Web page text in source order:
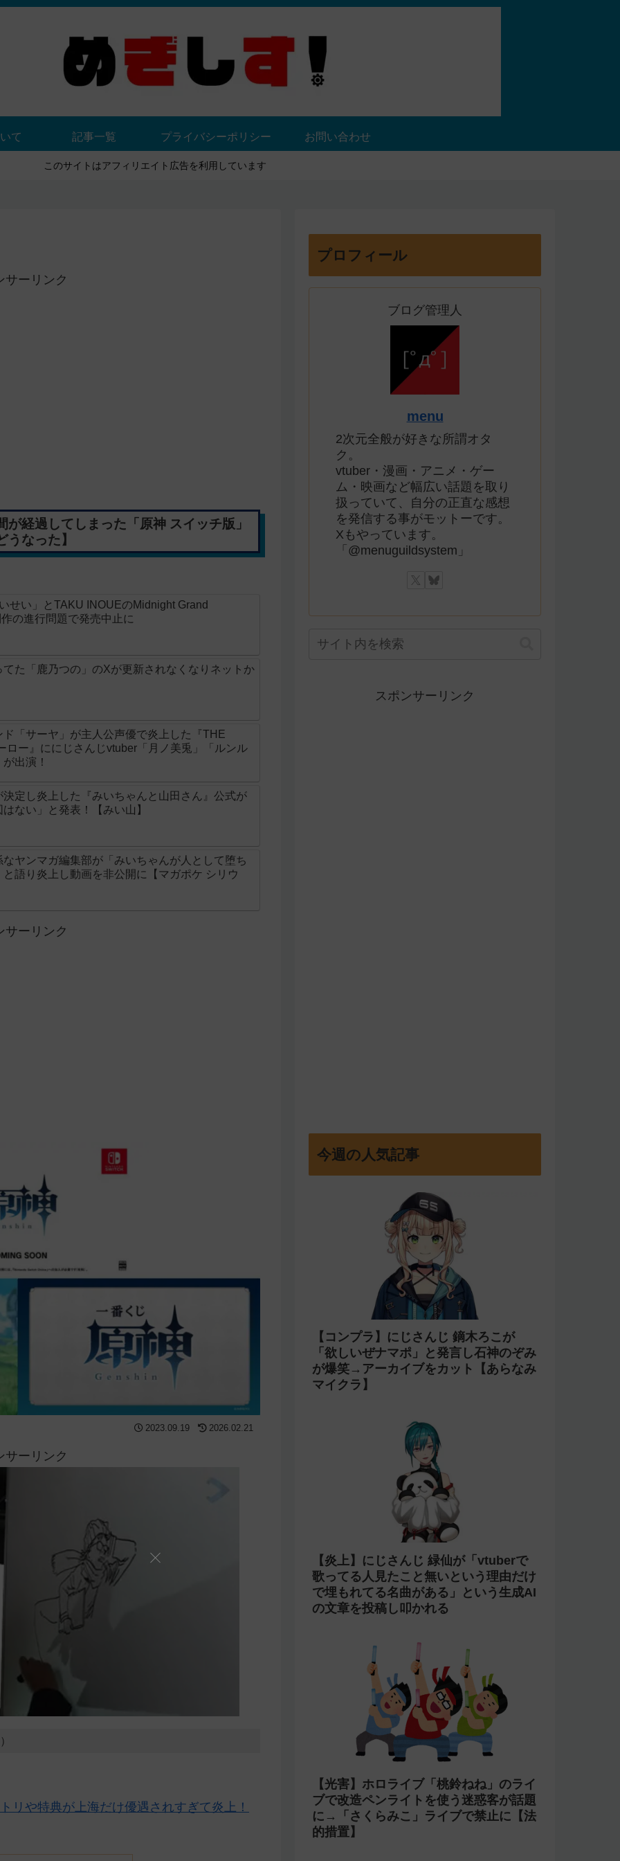
て 記事一覧 プライバシーポリシー お問い合わせ
このサイトはアフィリエイト広告を利用しています
サーリンク
経過してしまった「原神 スイッチ版」
なった】
せい」とTAKU INOUEのMidnight Grand
の進行問題で発売中止に
た「鹿乃つの」のXが更新されなくなりネットか
「サーヤ」が主人公声優で炎上した『THE
ロー』ににじさんじvtuber「月ノ美兎」「ルンル
出演！
定し炎上した『みいちゃんと山田さん』公式が
ない」と発表！【みい山】
ヤンマガ編集部が「みいちゃんが人として堕ち
語り炎上し動画を非公開に【マガポケ シリウ
サーリンク
2023.09.19 2026.02.21
サーリンク
リや特典が上海だけ優遇されすぎて炎上！
プロフィール
ブログ管理人
menu
2次元全般が好きな所謂オタ
ク。
vtuber・漫画・アニメ・ゲー
ム・映画など幅広い話題を取り
扱っていて、自分の正直な感想
を発信する事がモットーです。
Xもやっています。
「@menuguildsystem」
スポンサーリンク
今週の人気記事
【コンプラ】にじさんじ 鏑木ろこが
「欲しいぜナマポ」と発言し石神のぞみ
が爆笑→アーカイブをカット【あらなみ
マイクラ】
【炎上】にじさんじ 緑仙が「vtuberで
歌ってる人見たこと無いという理由だけ
で埋もれてる名曲がある」という生成AI
の文章を投稿し叩かれる
【光害】ホロライブ「桃鈴ねね」のライ
ブで改造ペンライトを使う迷惑客が話題
に→「さくらみこ」ライブで禁止に【法
的措置】